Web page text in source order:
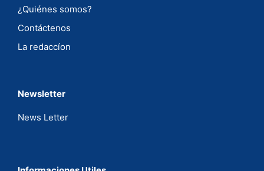
¿Quiénes somos?
Contáctenos
La redaccíon
Newsletter
News Letter